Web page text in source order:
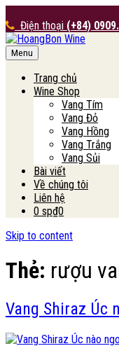
Điện thoại (+84)
HoangBon Wine
Menu
Trang chủ
Wine Shop
Vang Tím
Vang Đỏ
Vang Hồng
Vang Trắng
Vang Sủi
Bài viết
Về chúng tôi
Liên hệ
0 sp₫0
Skip to content
Thẻ: rượu
Vang Shiraz Úc